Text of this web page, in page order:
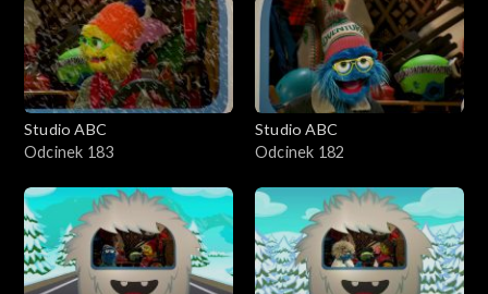
Studio ABC
Odcinek 183
Studio ABC
Odcinek 182